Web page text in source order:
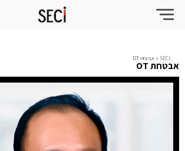
SECI
» אבטחת OT
אבטחת OT